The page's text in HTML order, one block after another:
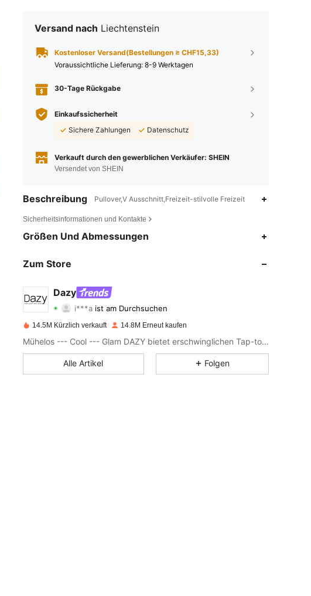
Versand nach Liechtenstein
Kostenloser Versand(Bestellungen ≥ CHF15,33)
Voraussichtliche Lieferung: 8-9 Werktagen
30-Tage Rückgabe
Einkaufssicherheit
Sichere Zahlungen
Datenschutz
Verkauft durch den gewerblichen Verkäufer: SHEIN
Versendet von SHEIN
Beschreibung Pullover,V Ausschnitt,Freizeit-stilvolle Freizeit
Sicherheitsinformationen und Kontakte
Größen Und Abmessungen
Zum Store
Dazy
4,86 38K
i***aist am Durchsuchen
4,86 Bewertung 38KArtikel
4,86 38K 6.6M
14.5M Kürzlich verkauft 14.8M Erneut kaufen
Mühelos --- Cool --- Glam DAZY bietet erschwinglichen Tap-to-Wear-Style und Vielseitigkeit, um die ultimative Garderobe zusammenzustellen. Trage dein Selbstvertrauen genau so, wie du es willst.
Alle Artikel Folgen